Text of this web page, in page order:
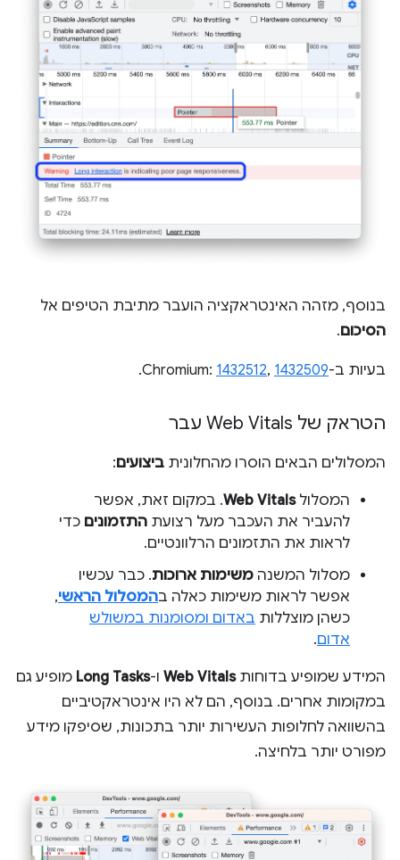
בנוסף, מזהה האינטראקציה הועבר מתיבת הטיפים אל
הסיכום.
בעיות ב-Chromium: 1432512, 1432509
.
הטראק של Web Vitals עבר
המסלולים הבאים הוסרו מהחלונית ביצועים:
המסלולWeb Vitals. במקום זאת, אפשר
להעביר את העכבר מעל רצועת התזמונים כדי
לראות את התזמונים הרלוונטיים.
מסלול המשנה משימות ארוכות. כבר עכשיו
אפשר לראות משימות כאלה בהמסלול הראשי,
כשהן מוצללות באדום ומסומנות במשולש
אדום.
המידע שמופיע בדוחותWeb Vitals ו-Long Tasks מופיע גם
במקומות אחרים. בנוסף, הם לא היו אינטראקטיביים
בהשוואה לחלופות העשירות יותר בתכונות, שסיפקו מידע
מפורט יותר בלחיצה.